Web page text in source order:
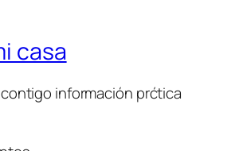
casa
información prćtica